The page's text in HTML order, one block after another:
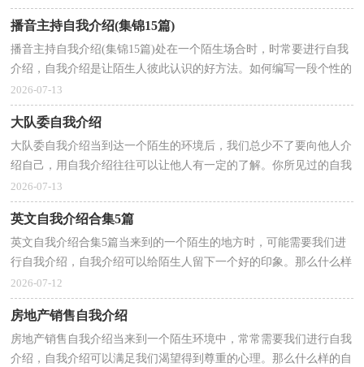
播音主持自我介绍(集锦15篇)
播音主持自我介绍(集锦15篇)处在一个陌生场合时，时常要进行自我
介绍，自我介绍是让陌生人彼此认识的好方法。如何编写一段个性的
自我介绍？以下是小编为大家收集的播音主持自我介...
2026-07-13
大队委自我介绍
大队委自我介绍当到达一个陌生的环境后，我们总少不了要向他人介
绍自己，用自我介绍往往可以让他人有一定的了解。你所见过的自我
介绍是什么样的呢？以下是小编帮大家整理的大队委...
2026-07-13
英文自我介绍合集5篇
英文自我介绍合集5篇当来到的一个陌生的地方时，可能需要我们进
行自我介绍，自我介绍可以给陌生人留下一个好的印象。那么什么样
的&#039;自我介绍才合适呢？以下是小编帮大家整理的英文...
2026-07-12
房地产销售自我介绍
房地产销售自我介绍当来到一个陌生环境中，常常需要我们进行自我
介绍，自我介绍可以满足我们渴望得到尊重的心理。那么什么样的自